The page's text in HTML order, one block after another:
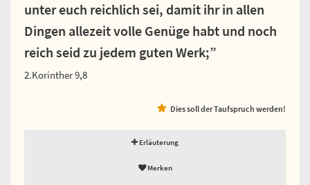
unter euch reichlich sei, damit ihr in allen
Dingen allezeit volle Genüge habt und noch
reich seid zu jedem guten Werk;”
2.Korinther 9,8
Dies soll der Taufspruch werden!
Erläuterung
Merken